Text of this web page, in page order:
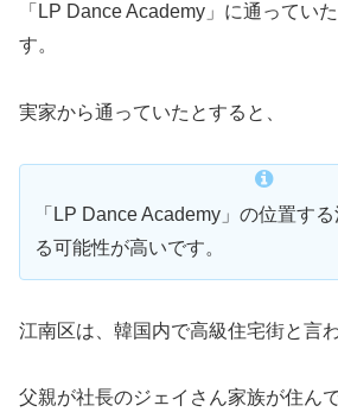
「LP Dance Academy」に通ってい
す。
実家から通っていたとすると、
「LP Dance Academy」の位置す
る可能性が高いです。
江南区は、韓国内で高級住宅街と言
父親が社長のジェイさん家族が住ん